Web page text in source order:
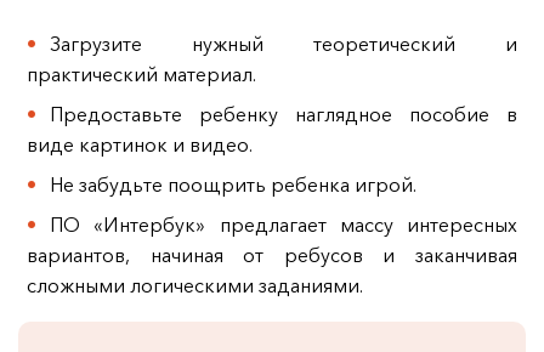
Загрузите нужный теоретический и
практический материал.
Предоставьте ребенку наглядное пособие в
виде картинок и видео.
Не забудьте поощрить ребенка игрой.
ПО «Интербук» предлагает массу интересных
вариантов, начиная от ребусов и заканчивая
сложными логическими заданиями.